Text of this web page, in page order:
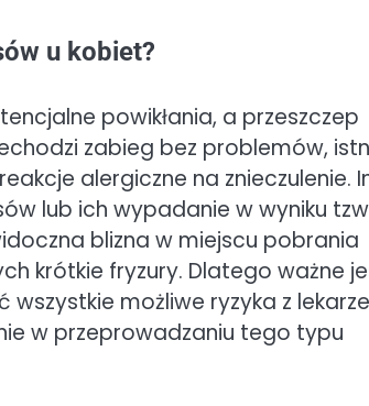
u kobiet?
powikłania, a przeszczep
zabieg bez problemów,
alergiczne na znieczulenie.
lub ich wypadanie w wyniku
blizna w miejscu pobrania
krótkie fryzury. Dlatego ważne
możliwe ryzyka z
w przeprowadzaniu tego typu